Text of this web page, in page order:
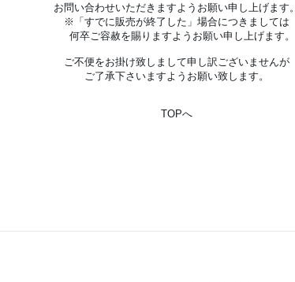
お問い合わせいただきますようお願い申し上げます。
※「すでに販売が終了した」場合につきましては
何卒ご容赦を賜りますようお願い申し上げます。
ご不便をお掛け致しまして申し訳ございませんが
ご了承下さいますようお願い致します。
TOPへ